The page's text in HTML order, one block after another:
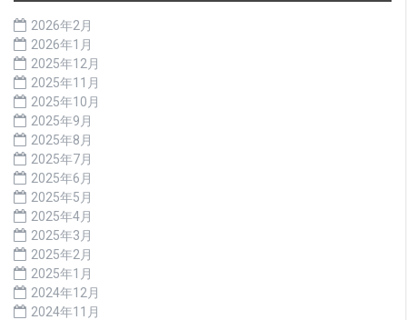
2026年2月
2026年1月
2025年12月
2025年11月
2025年10月
2025年9月
2025年8月
2025年7月
2025年6月
2025年5月
2025年4月
2025年3月
2025年2月
2025年1月
2024年12月
2024年11月